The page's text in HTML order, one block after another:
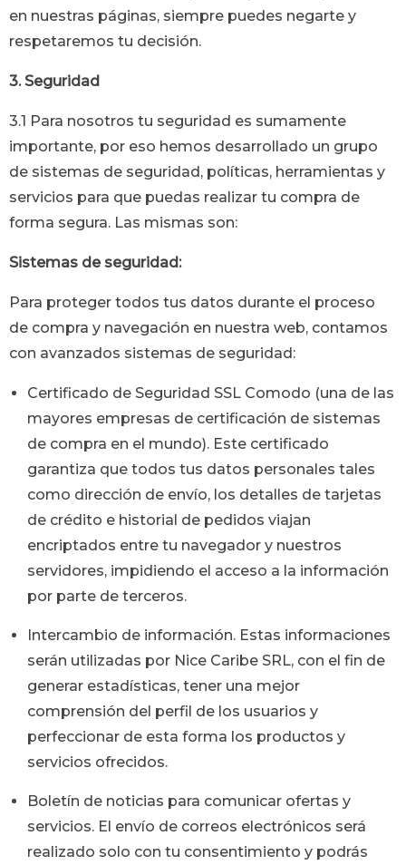
en nuestras páginas, siempre puedes negarte y
respetaremos tu decisión.
3. Seguridad
3.1 Para nosotros tu seguridad es sumamente
importante, por eso hemos desarrollado un grupo
de sistemas de seguridad, políticas, herramientas y
servicios para que puedas realizar tu compra de
forma segura. Las mismas son:
Sistemas de seguridad:
Para proteger todos tus datos durante el proceso
de compra y navegación en nuestra web, contamos
con avanzados sistemas de seguridad:
Certificado de Seguridad SSL Comodo (una de las
mayores empresas de certificación de sistemas
de compra en el mundo). Este certificado
garantiza que todos tus datos personales tales
como dirección de envío, los detalles de tarjetas
de crédito e historial de pedidos viajan
encriptados entre tu navegador y nuestros
servidores, impidiendo el acceso a la información
por parte de terceros.
Intercambio de información. Estas informaciones
serán utilizadas por Nice Caribe SRL, con el fin de
generar estadísticas, tener una mejor
comprensión del perfil de los usuarios y
perfeccionar de esta forma los productos y
servicios ofrecidos.
Boletín de noticias para comunicar ofertas y
servicios. El envío de correos electrónicos será
realizado solo con tu consentimiento y podrás